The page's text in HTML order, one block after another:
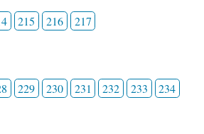
215 216 217
229 230 231 232 233 234